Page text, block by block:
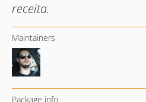
receita.
Maintainers
Package info